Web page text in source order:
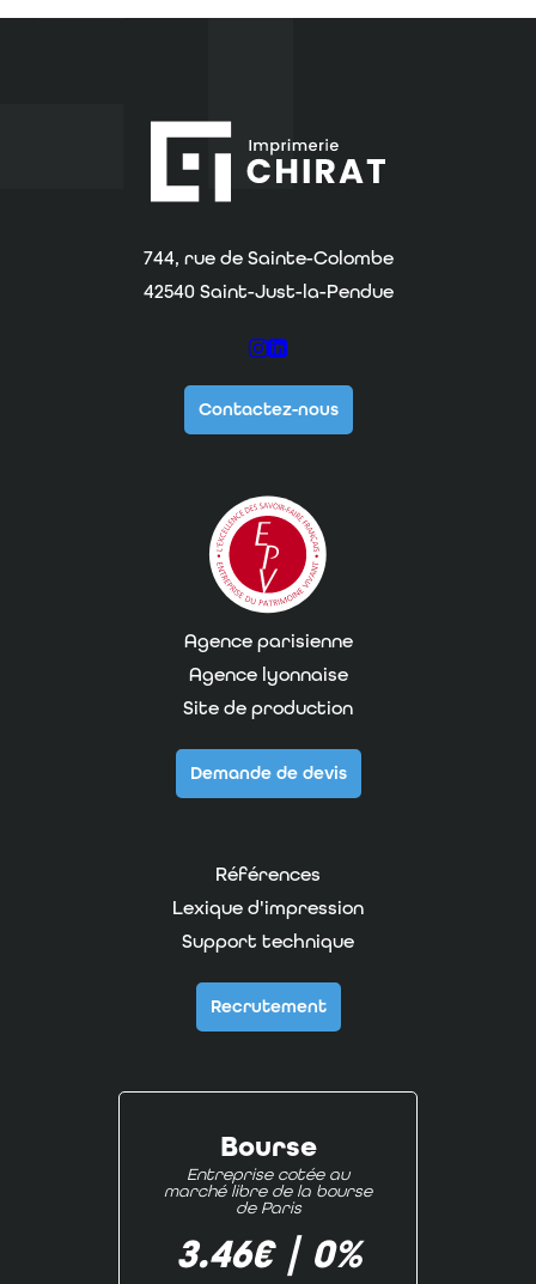
744, rue de Sainte-Colombe
42540 Saint-Just-la-Pendue
Suivez-nous sur Instagram
Suivez-nous sur Linkedin
Contactez-nous
Agence parisienne
Agence lyonnaise
Site de production
Demande de devis
Références
Lexique d'impression
Support technique
Recrutement
Bourse
Entreprise cotée au
marché libre de la bourse
de Paris
3.46€| 0%